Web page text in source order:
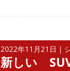
2022年11月21日 |
新しい